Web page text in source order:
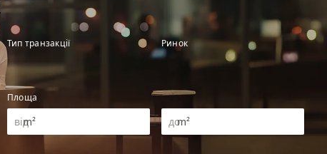
Тип транзакції Ринок
Площа
m² m²